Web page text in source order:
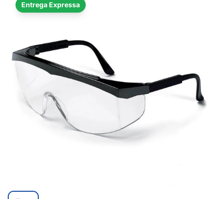
Entrega Expressa